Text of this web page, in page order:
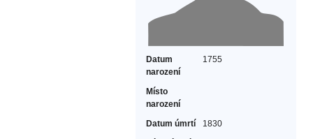
Datum
narození
1755
Místo
narození
Datum úmrtí
1830